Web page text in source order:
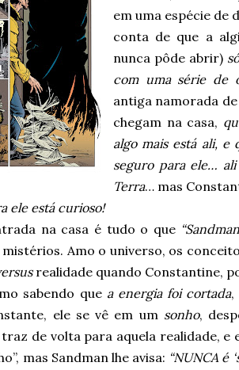
em uma espécie de
conta de que a
nunca pôde abrir)
com uma série de
antiga namorada de
chegam na casa,
algo mais está ali,
seguro para ele…
Terra… mas
ele está curioso!
na casa é tudo o que
Amo o universo, os
realidade quando Constantine,
sabendo que a energia foi cortada,
ele se vê em um sonho,
de volta para aquela realidade, e
mas Sandman lhe avisa: “NUNCA é